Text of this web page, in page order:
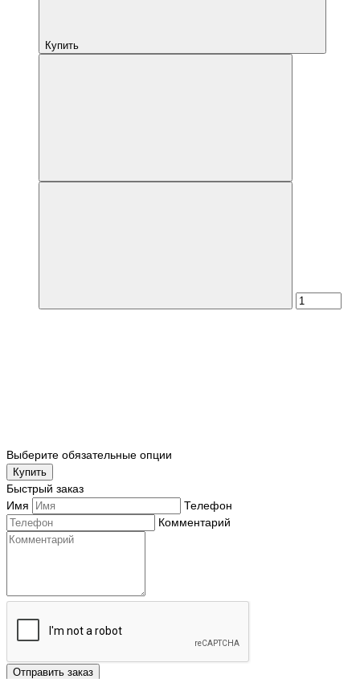
Купить
Выберите обязательные опции
Купить
Быстрый заказ
Имя
Телефон
Комментарий
Отправить заказ